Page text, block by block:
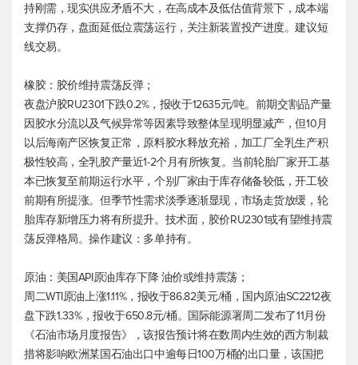
持刚需，现实供应矛盾不大，在高成本及低估值背景下，成本端
支撑仍存，盘面延低位震荡运行，关注新装置投产进度。建议短
线交易。
橡胶：胶价维持震荡反弹；
夜盘沪胶RU2301下跌0.2%，报收于12635元/吨。前期交割品产量
因胶水分流以及气候异常等因素导致整体呈现明显减产，但10月
以后海南产区恢复正常，原料胶水释放充裕，加工厂全乳生产积
极性较高，全乳胶产量近1-2个月有所恢复。当前轮胎厂家开工基
本已恢复至前期运行水平，个别厂家由于库存储备较低，开工较
前期有所提涨。但季节性需求淡季逐渐显现，市场走货放缓，轮
胎库存新增压力将有所提升。技术面，胶价RU2301或有望维持震
荡反弹格局。操作建议：多单持有。
原油：美国API原油库存下降 油价或维持震荡；
周二WTI原油上涨1.11%，报收于86.82美元/桶，国内原油SC2212夜
盘下跌1.33%，报收于650.8元/桶。国际能源署周二发布了11月份
《石油市场月度报告》，该报告预计将在数周内生效的西方制裁
措将影响欧洲某国石油出口中逾每日100万桶的出口量，该国把